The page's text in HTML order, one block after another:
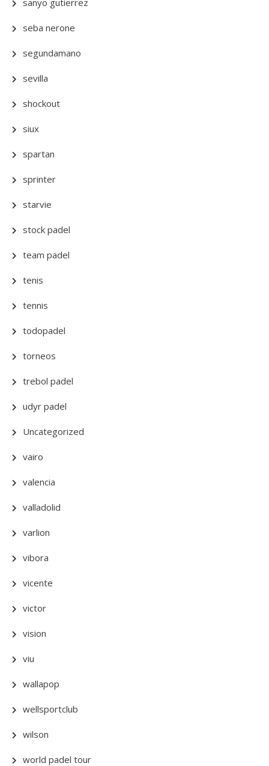
sanyo gutierrez
seba nerone
segundamano
sevilla
shockout
siux
spartan
sprinter
starvie
stock padel
team padel
tenis
tennis
todopadel
torneos
trebol padel
udyr padel
Uncategorized
vairo
valencia
valladolid
varlion
vibora
vicente
victor
vision
viu
wallapop
wellsportclub
wilson
world padel tour